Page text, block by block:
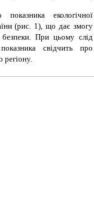
показника екологічної
(рис. 1), що дає змогу
При цьому слід
свідчить про
регіону.